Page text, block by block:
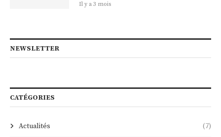
Il y a 3 mois
NEWSLETTER
CATÉGORIES
Actualités (7)